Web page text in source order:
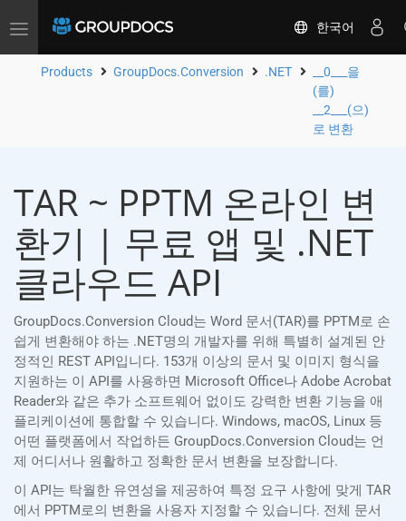
Toggle
한국어
Products GroupDocs.Conversion .NET
__0___을
(를)
__2___(으)
로 변환
TAR ~ PPTM 온라인 변
환기 | 무료 앱 및 .NET
클라우드 API
GroupDocs.Conversion Cloud는 Word 문서(TAR)를 PPTM로 손
쉽게 변환해야 하는 .NET명의 개발자를 위해 특별히 설계된 안
정적인 REST API입니다. 153개 이상의 문서 및 이미지 형식을
지원하는 이 API를 사용하면 Microsoft Office나 Adobe Acrobat
Reader와 같은 추가 소프트웨어 없이도 강력한 변환 기능을 애
플리케이션에 통합할 수 있습니다. Windows, macOS, Linux 등
어떤 플랫폼에서 작업하든 GroupDocs.Conversion Cloud는 언
제 어디서나 원활하고 정확한 문서 변환을 보장합니다.
이 API는 탁월한 유연성을 제공하여 특정 요구 사항에 맞게 TAR
에서 PPTM로의 변환을 사용자 지정할 수 있습니다. 전체 문서